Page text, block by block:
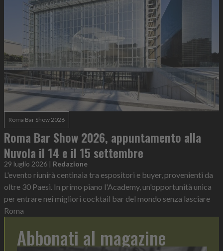
Roma Bar Show 2026
Roma Bar Show 2026, appuntamento alla
Nuvola il 14 e il 15 settembre
29 luglio 2026 | Redazione
L'evento riunirà centinaia tra espositori e buyer, provenienti da
oltre 30 Paesi. In primo piano l'Academy, un'opportunità unica
per entrare nei migliori cocktail bar del mondo senza lasciare
Roma
Abbonati al magazine